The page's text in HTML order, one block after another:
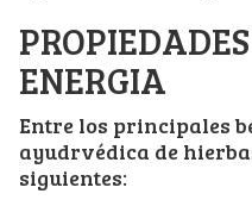
ENERGIA
Entre los principales
ayudrvédica de
siguientes: